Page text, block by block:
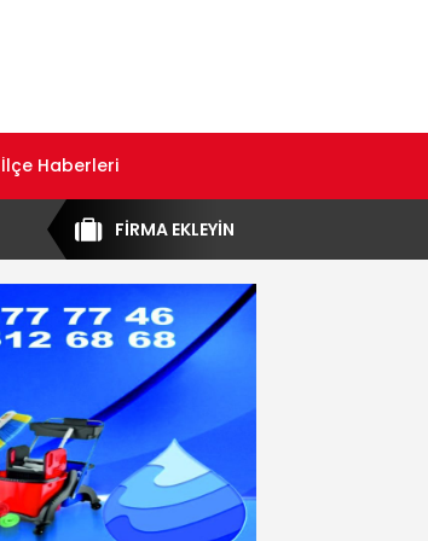
İlçe Haberleri
FİRMA EKLEYİN